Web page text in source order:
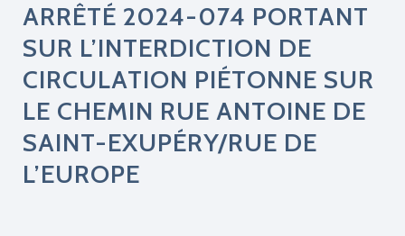
ARRÊTÉ 2024-074 PORTANT
SUR L’INTERDICTION DE
CIRCULATION PIÉTONNE SUR
LE CHEMIN RUE ANTOINE DE
SAINT-EXUPÉRY/RUE DE
L’EUROPE